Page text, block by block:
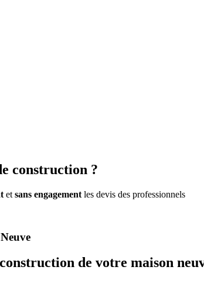
construction ?
et sans engagement les devis des professionnels
de votre maison